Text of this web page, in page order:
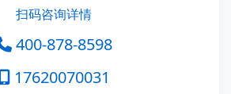
扫码咨询详情
400-878-8598
17620070031